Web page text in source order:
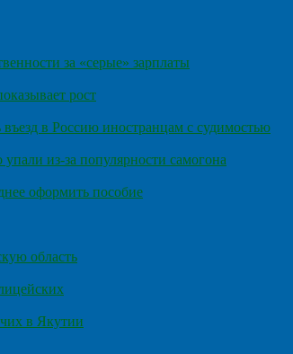
за «серые» зарплаты
рост
в Россию иностранцам с судимостью
из-за популярности самогона
оформить пособие
область
в Якутии